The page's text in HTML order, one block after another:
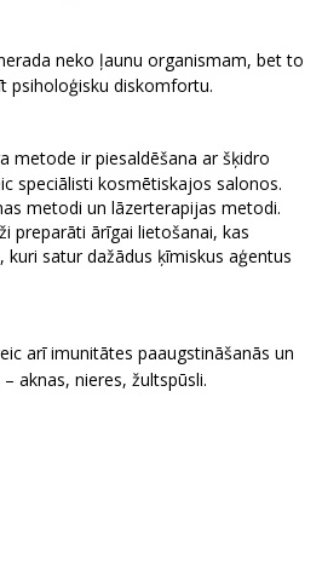
neko ļaunu organismam, bet to
psiholoģisku diskomfortu.
metode ir piesaldēšana ar šķidro
speciālisti kosmētiskajos salonos.
metodi un lāzerterapijas metodi.
preparāti ārīgai lietošanai, kas
kuri satur dažādus ķīmiskus aģentus
arī imunitātes paaugstināšanās un
aknas, nieres, žultspūsli.